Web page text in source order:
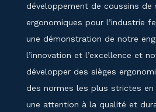
développement de coussins de
ergonomiques pour l’industrie
une démonstration de notre
l’innovation et l’excellence et
développer des sièges
des normes les plus strictes
une attention à la qualité et